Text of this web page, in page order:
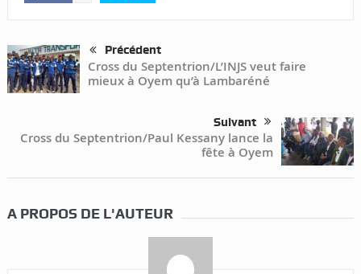
Précédent
Cross du Septentrion/L’INJS veut faire
mieux à Oyem qu’à Lambaréné
Suivant
Cross du Septentrion/Paul Kessany lance la
fête à Oyem
A PROPOS DE L'AUTEUR